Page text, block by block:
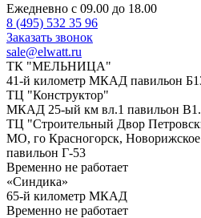
Ежедневно с 09.00 до 18.00
8 (495) 532 35 96
Заказать звонок
sale@elwatt.ru
ТК "МЕЛЬНИЦА"
41-й километр МКАД павильон
ТЦ "Конструктор"
МКАД 25-ый км вл.1 павильон
ТЦ "Строительный Двор
МО, го Красногорск,
павильон Г-53
Временно не работает
«Синдика»
65-й километр МКАД
Временно не работает